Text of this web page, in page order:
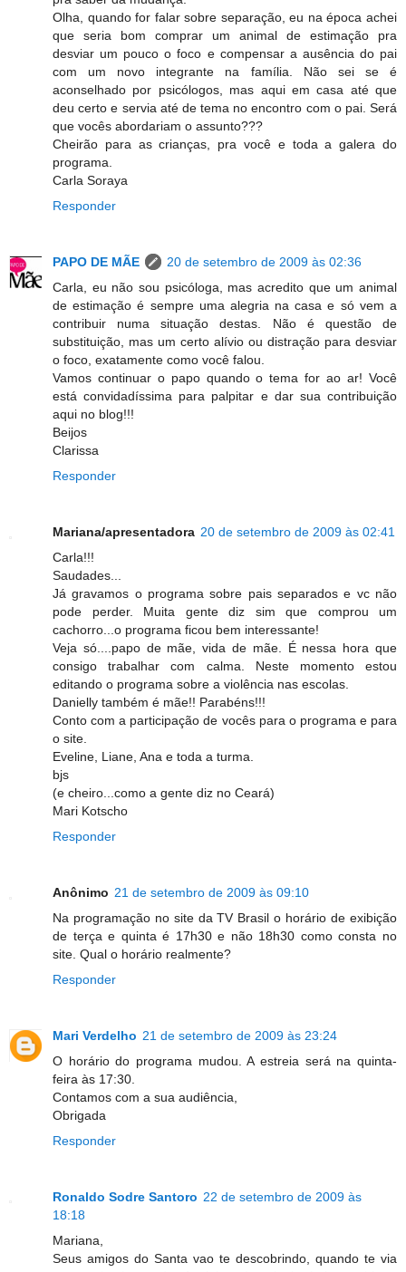
Olha, quando for falar sobre separação, eu na época achei
que seria bom comprar um animal de estimação pra
desviar um pouco o foco e compensar a ausência do pai
com um novo integrante na família. Não sei se é
aconselhado por psicólogos, mas aqui em casa até que
deu certo e servia até de tema no encontro com o pai. Será
que vocês abordariam o assunto???
Cheirão para as crianças, pra você e toda a galera do
programa.
Carla Soraya
Responder
PAPO DE MÃE
20 de setembro de 2009 às 02:36
Carla, eu não sou psicóloga, mas acredito que um animal
de estimação é sempre uma alegria na casa e só vem a
contribuir numa situação destas. Não é questão de
substituição, mas um certo alívio ou distração para desviar
o foco, exatamente como você falou.
Vamos continuar o papo quando o tema for ao ar! Você
está convidadíssima para palpitar e dar sua contribuição
aqui no blog!!!
Beijos
Clarissa
Responder
Mariana/apresentadora 20 de setembro de 2009 às 02:41
Carla!!!
Saudades...
Já gravamos o programa sobre pais separados e vc não
pode perder. Muita gente diz sim que comprou um
cachorro...o programa ficou bem interessante!
Veja só....papo de mãe, vida de mãe. É nessa hora que
consigo trabalhar com calma. Neste momento estou
editando o programa sobre a violência nas escolas.
Danielly também é mãe!! Parabéns!!!
Conto com a participação de vocês para o programa e para
o site.
Eveline, Liane, Ana e toda a turma.
bjs
(e cheiro...como a gente diz no Ceará)
Mari Kotscho
Responder
Anônimo 21 de setembro de 2009 às 09:10
Na programação no site da TV Brasil o horário de exibição
de terça e quinta é 17h30 e não 18h30 como consta no
site. Qual o horário realmente?
Responder
Mari Verdelho 21 de setembro de 2009 às 23:24
O horário do programa mudou. A estreia será na quinta-
feira às 17:30.
Contamos com a sua audiência,
Obrigada
Responder
Ronaldo Sodre Santoro 22 de setembro de 2009 às
18:18
Mariana,
Seus amigos do Santa vao te descobrindo, quando te via